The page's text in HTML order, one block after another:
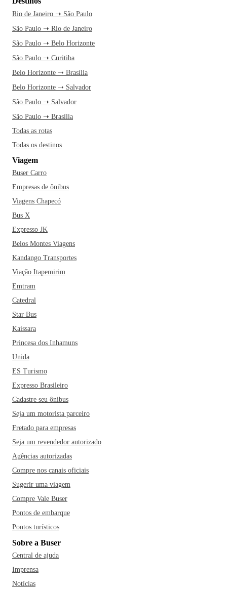
Rio de Janeiro ➝ São Paulo
São Paulo ➝ Rio de Janeiro
São Paulo ➝ Belo Horizonte
São Paulo ➝ Curitiba
Belo Horizonte ➝ Brasília
Belo Horizonte ➝ Salvador
São Paulo ➝ Salvador
São Paulo ➝ Brasília
Todas as rotas
Todas os destinos
Viagem
Buser Carro
Empresas de ônibus
Viagens Chapecó
Bus X
Expresso JK
Belos Montes Viagens
Kandango Transportes
Viação Itapemirim
Emtram
Catedral
Star Bus
Kaissara
Princesa dos Inhamuns
Unida
ES Turismo
Expresso Brasileiro
Cadastre seu ônibus
Seja um motorista parceiro
Fretado para empresas
Seja um revendedor autorizado
Agências autorizadas
Compre nos canais oficiais
Sugerir uma viagem
Compre Vale Buser
Pontos de embarque
Pontos turísticos
Sobre a Buser
Central de ajuda
Imprensa
Notícias